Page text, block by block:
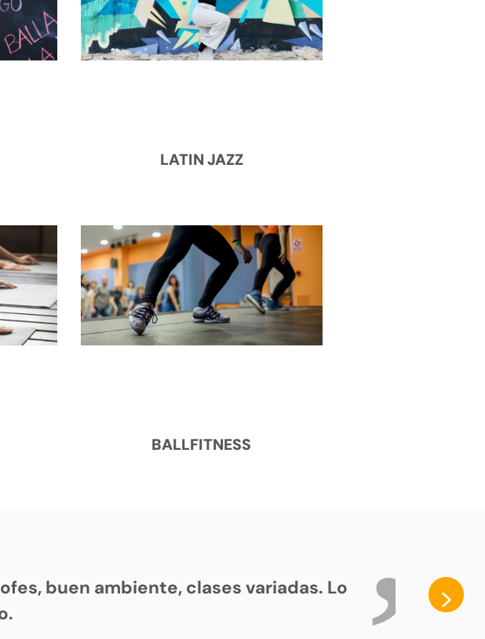
LATIN JAZZ
BALLFITNESS
buen ambiente, clases variadas. Lo
>